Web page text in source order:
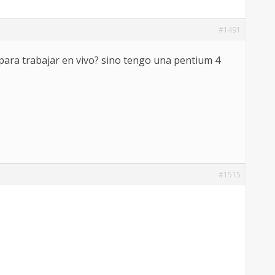
#1491
trabajar en vivo? sino tengo una pentium 4
#1515